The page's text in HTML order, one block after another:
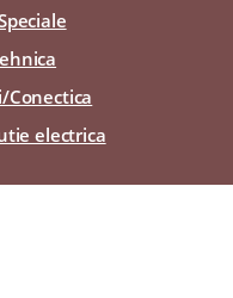
Conectica
electrica